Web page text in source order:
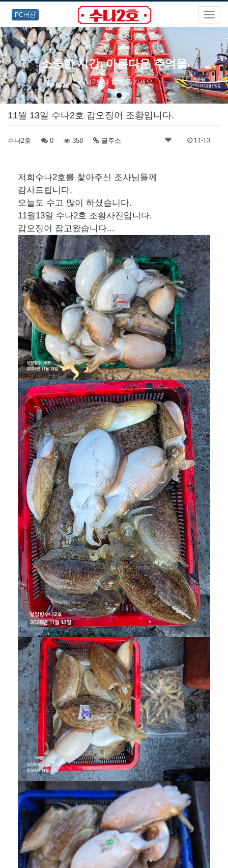
PC버전
오랜경험과 노련한 포인트 공략으로
즐거운 출조를 약속드립니다!
11월 13일 수나2호 갑오징어 조황입니다.
수나2호 0 358 글주소 11-13
저희수나2호를 찿아주신 조사님들께
감사드립니다.
오늘도 수고 많이 하셨습니다.
11월13일 수나2호 조황사진입니다.
갑오징어 잡고왔습니다...